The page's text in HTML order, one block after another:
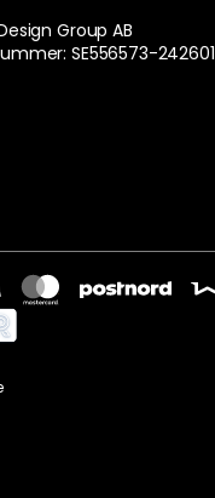
Group AB
SE556573-242601